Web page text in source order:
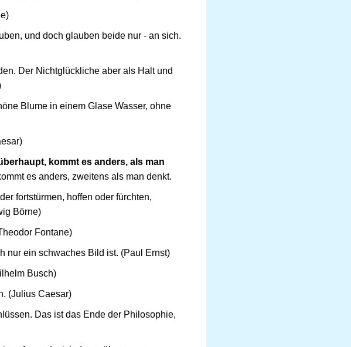
und doch glauben beide nur - an sich.
Der Nichtglückliche aber als Halt und
Blume in einem Glase Wasser, ohne
kommt es anders, als man
es anders, zweitens als man denkt.
fortstürmen, hoffen oder fürchten,
Börne)
Fontane)
nur ein schwaches Bild ist. (Paul Ernst)
Busch)
(Julius Caesar)
Das ist das Ende der Philosophie,